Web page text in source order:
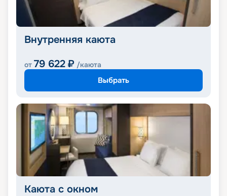
Внутренняя каюта
от 79 622 ₽ /каюта
Выбрать
Каюта с окном